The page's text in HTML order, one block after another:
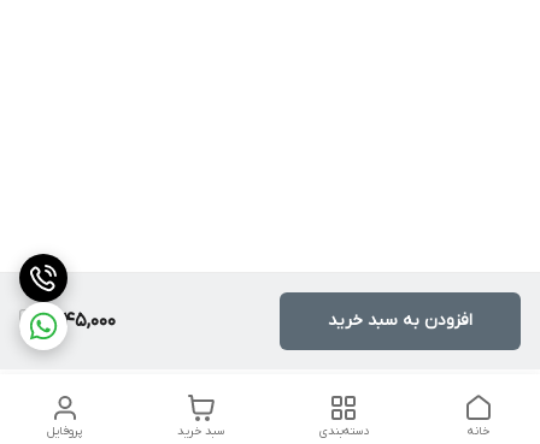
1,745,000 افزودن به سبد خرید
پروفایل سبد خرید دسته‌بندی خانه